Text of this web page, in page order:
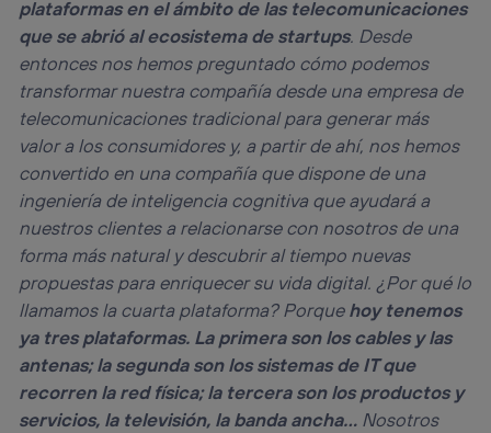
plataformas en el ámbito de las telecomunicaciones
que se abrió al ecosistema de startups. Desde
entonces nos hemos preguntado cómo podemos
transformar nuestra compañía desde una empresa de
telecomunicaciones tradicional para generar más
valor a los consumidores y, a partir de ahí, nos hemos
convertido en una compañía que dispone de una
ingeniería de inteligencia cognitiva que ayudará a
nuestros clientes a relacionarse con nosotros de una
forma más natural y descubrir al tiempo nuevas
propuestas para enriquecer su vida digital. ¿Por qué lo
llamamos la cuarta plataforma? Porquehoy tenemos
ya tres plataformas. La primera son los cables y las
antenas; la segunda son los sistemas de IT que
recorren la red física; la tercera son los productos y
servicios, la televisión, la banda ancha… Nosotros
la política de privacidad de Utiq.